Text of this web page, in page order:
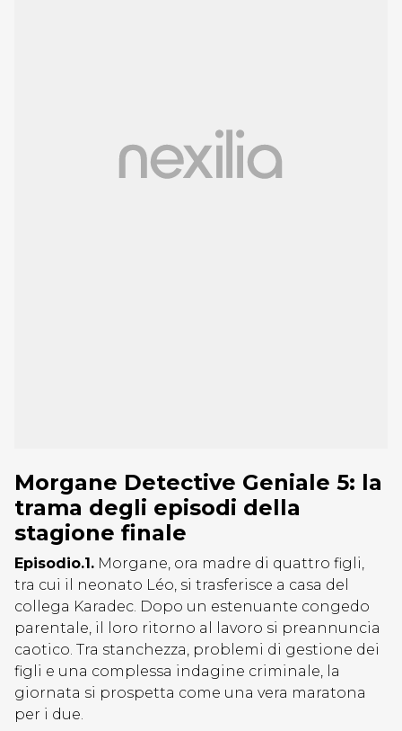
Morgane Detective Geniale 5: la
trama degli episodi della
stagione finale
Episodio.1. Morgane, ora madre di quattro figli,
tra cui il neonato Léo, si trasferisce a casa del
collega Karadec. Dopo un estenuante congedo
parentale, il loro ritorno al lavoro si preannuncia
caotico. Tra stanchezza, problemi di gestione dei
figli e una complessa indagine criminale, la
giornata si prospetta come una vera maratona
per i due.